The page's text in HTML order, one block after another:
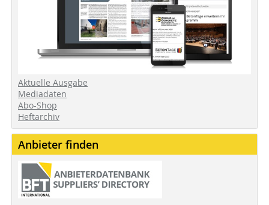
Aktuelle Ausgabe
Mediadaten
Abo-Shop
Heftarchiv
Anbieter finden